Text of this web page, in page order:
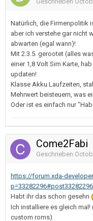
Natürlich, die Firmenpolitik
aber ich verstehe gar nicht
abwarten (egal wann)!
Mit 2.3.5. gerootet (alles
einer 1,8 Volt Sim Karte,
updaten!
Klasse Akku Laufzeiten,
Mehrwert beisteuern, was
Oder ist es einfach nur
Come2Fabi
Geschrieben
https://forum.xda-
p=33282296#post33282296
Habt ihr das schon gesehn
Ich installiere es gleich
custom roms)